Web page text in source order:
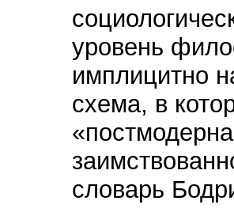
уровень
имплицитно
схема, в
словарь